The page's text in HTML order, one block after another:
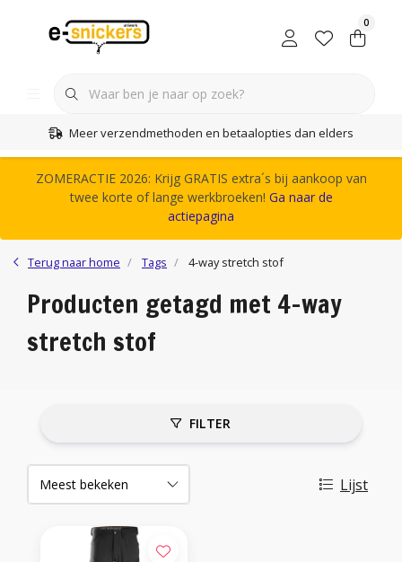
0
Meer verzendmethoden en betaalopties dan elders
ZOMERACTIE 2026: Krijg GRATIS extra´s bij aankoop van
twee korte of lange werkbroeken! Ga naar de
actiepagina
Terug naar home Tags 4-way stretch stof
Producten getagd met 4-way
stretch stof
FILTER
Lijst